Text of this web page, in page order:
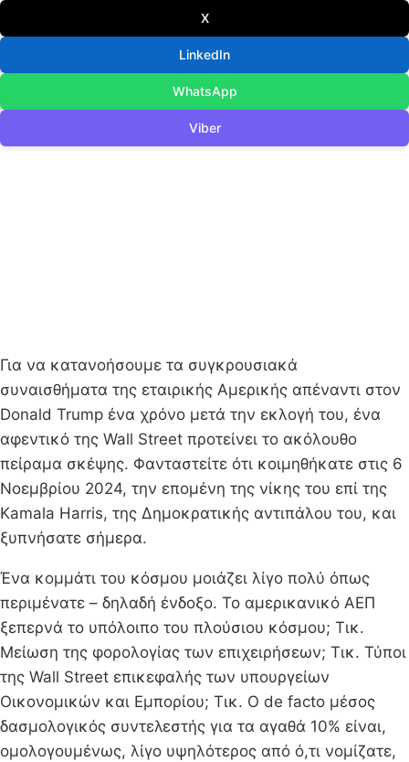
X
LinkedIn
WhatsApp
Viber
Για να κατανοήσουμε τα συγκρουσιακά
συναισθήματα της εταιρικής Αμερικής απέναντι στον
Donald Trump ένα χρόνο μετά την εκλογή του, ένα
αφεντικό της Wall Street προτείνει το ακόλουθο
πείραμα σκέψης. Φανταστείτε ότι κοιμηθήκατε στις 6
Νοεμβρίου 2024, την επομένη της νίκης του επί της
Kamala Harris, της Δημοκρατικής αντιπάλου του, και
ξυπνήσατε σήμερα.
Ένα κομμάτι του κόσμου μοιάζει λίγο πολύ όπως
περιμένατε – δηλαδή ένδοξο. Το αμερικανικό ΑΕΠ
ξεπερνά το υπόλοιπο του πλούσιου κόσμου; Τικ.
Μείωση της φορολογίας των επιχειρήσεων; Τικ. Τύποι
της Wall Street επικεφαλής των υπουργείων
Οικονομικών και Εμπορίου; Τικ. Ο de facto μέσος
δασμολογικός συντελεστής για τα αγαθά 10% είναι,
ομολογουμένως, λίγο υψηλότερος από ό,τι νομίζατε,